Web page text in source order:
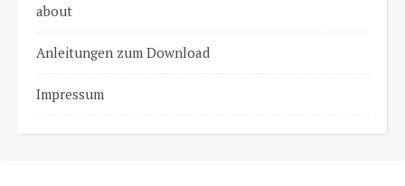
about
Anleitungen zum Download
Impressum